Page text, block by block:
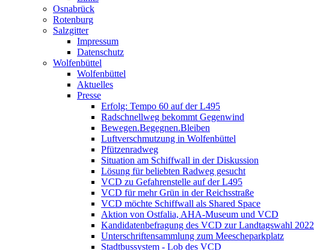
Osnabrück
Rotenburg
Salzgitter
Impressum
Datenschutz
Wolfenbüttel
Wolfenbüttel
Aktuelles
Presse
Erfolg: Tempo 60 auf der L495
Radschnellweg bekommt Gegenwind
Bewegen.Begegnen.Bleiben
Luftverschmutzung in Wolfenbüttel
Pfützenradweg
Situation am Schiffwall in der Diskussion
Lösung für beliebten Radweg gesucht
VCD zu Gefahrenstelle auf der L495
VCD für mehr Grün in der Reichsstraße
VCD möchte Schiffwall als Shared Space
Aktion von Ostfalia, AHA-Museum und VCD
Kandidatenbefragung des VCD zur Landtagswahl 2022
Unterschriftensammlung zum Meescheparkplatz
Stadtbussystem - Lob des VCD